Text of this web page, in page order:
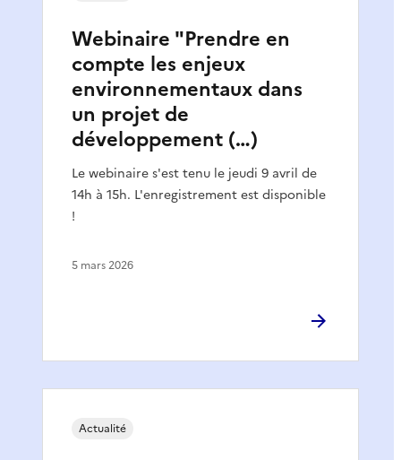
Webinaire "Prendre en
compte les enjeux
environnementaux dans
un projet de
développement (…)
Le webinaire s'est tenu le jeudi 9 avril de
14h à 15h. L'enregistrement est disponible
!
5 mars 2026
Actualité